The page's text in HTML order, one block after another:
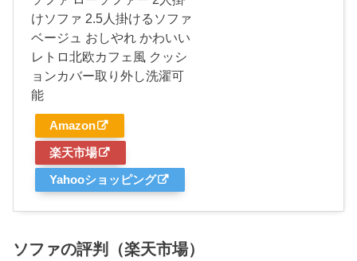
けソファ 2.5人掛けるソファ
ベージュ おしやれ かわいい
レトロ北欧カフェ風 クッシ
ョンカバー取り外し洗濯可
能
Amazon
楽天市場
Yahooショッピング
ソファの評判（楽天市場）